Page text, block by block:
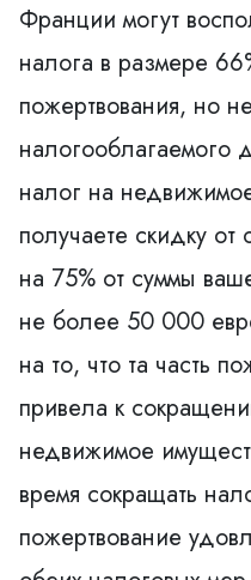
Франции могут
налога в размере
пожертвования, но
налогооблагаемого
налог на
получаете скидку от
на 75% от суммы
не более 50 000
на то, что та часть
привела к
недвижимое
время сокращать
пожертвование